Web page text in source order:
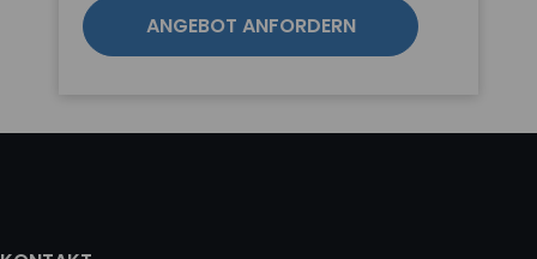
ANGEBOT ANFORDERN